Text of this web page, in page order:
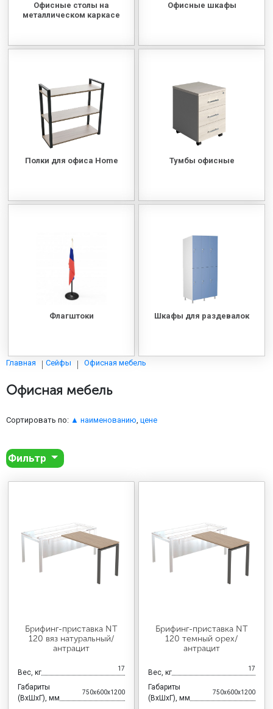
ОФИСНАЯ МЕБЕЛЬ
МЕБЕЛЬ ДЛЯ СТОЛОВЫХ
СТАЛЬНЫЕ ДВЕРИ
Офисные столы на
металлическом каркасе
Офисные шкафы
Полки для офиса Home Тумбы офисные
Флагштоки Шкафы для раздевалок
Главная Сейфы Офисная мебель
Офисная мебель
Сортировать по: ▲ наименованию цене
Фильтр
Брифинг-приставка NT
120 вяз натуральный/
антрацит
Вес, кг 17
Габариты
(ВхШхГ), мм
750x600x1200
Брифинг-приставка NT
120 темный орех/
антрацит
Вес, кг 17
Габариты
(ВхШхГ), мм
750x600x1200